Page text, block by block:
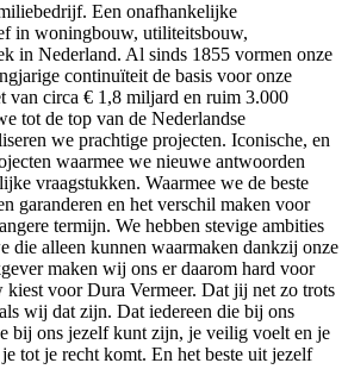
Een onafhankelijke
in woningbouw, utiliteitsbouw,
in Nederland. Al sinds 1855 vormen onze
continuïteit de basis voor onze
van circa € 1,8 miljard en ruim 3.000
tot de top van de Nederlandse
we prachtige projecten. Iconische, en
waarmee we nieuwe antwoorden
vraagstukken. Waarmee we de beste
garanderen en het verschil maken voor
termijn. We hebben stevige ambities
die alleen kunnen waarmaken dankzij onze
maken wij ons er daarom hard voor
voor Dura Vermeer. Dat jij net zo trots
wij dat zijn. Dat iedereen die bij ons
bij ons jezelf kunt zijn, je veilig voelt en je
tot je recht komt. En het beste uit jezelf